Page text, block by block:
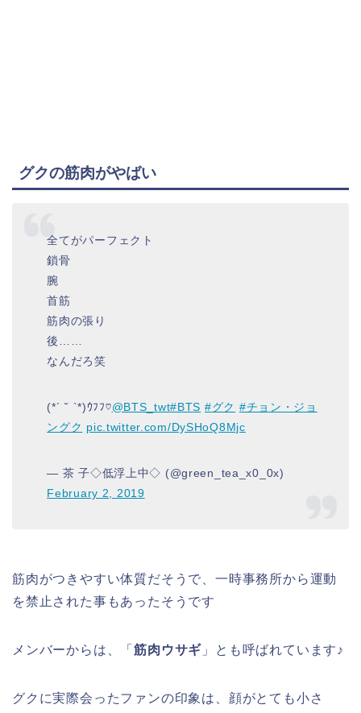
グクの筋肉がやばい
全てがパーフェクト
鎖骨
腕
首筋
筋肉の張り
後……
なんだろ笑
(*´ ˘ `*)ｳﾌﾌ♡@BTS_twt#BTS #グク #チョン・ジョ
ングク pic.twitter.com/DySHoQ8Mjc
— 茶 子◇低浮上中◇ (@green_tea_x0_0x)
February 2, 2019
筋肉がつきやすい体質だそうで、一時事務所から運動
を禁止された事もあったそうです
メンバーからは、「筋肉ウサギ 」とも呼ばれています♪
グクに実際会ったファンの印象は、顔がとても小さ